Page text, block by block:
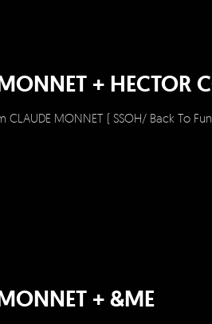
+ HECTOR
MONNET ( SSOH/ Back To
+ &ME